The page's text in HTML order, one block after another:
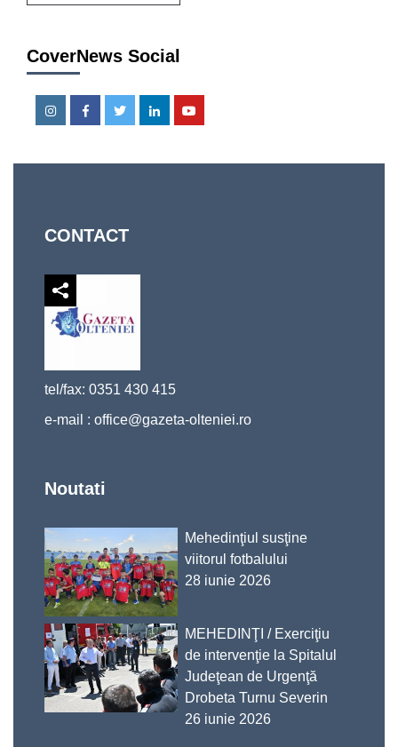
CoverNews Social
InstagramFacebookTwitterLinkedin
CONTACT
tel/fax: 0351 430 415
e-mail : office@gazeta-olteniei.ro
Noutati
Mehedinţiul susţine
viitorul fotbalului
28 iunie 2026
MEHEDINŢI / Exerciţiu
de intervenţie la Spitalul
Judeţean de Urgenţă
Drobeta Turnu Severin
26 iunie 2026